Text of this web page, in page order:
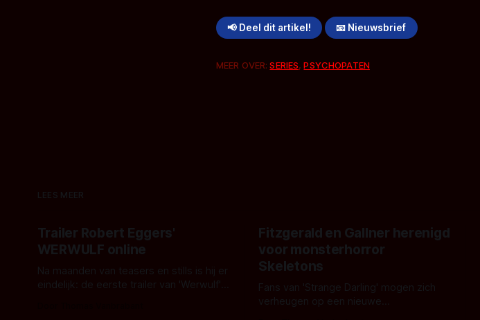
📢 Deel dit artikel! 📧 Nieuwsbrief
MEER OVER:SERIES,PSYCHOPATEN
LEES MEER
Trailer Robert Eggers'
WERWULF online
Na maanden van teasers en stills is hij er
eindelijk: de eerste trailer van 'Werwulf'.
Fitzgerald en Gallner herenigd
voor monsterhorror
Skeletons
Fans van 'Strange Darling' mogen zich
verheugen op een nieuwe